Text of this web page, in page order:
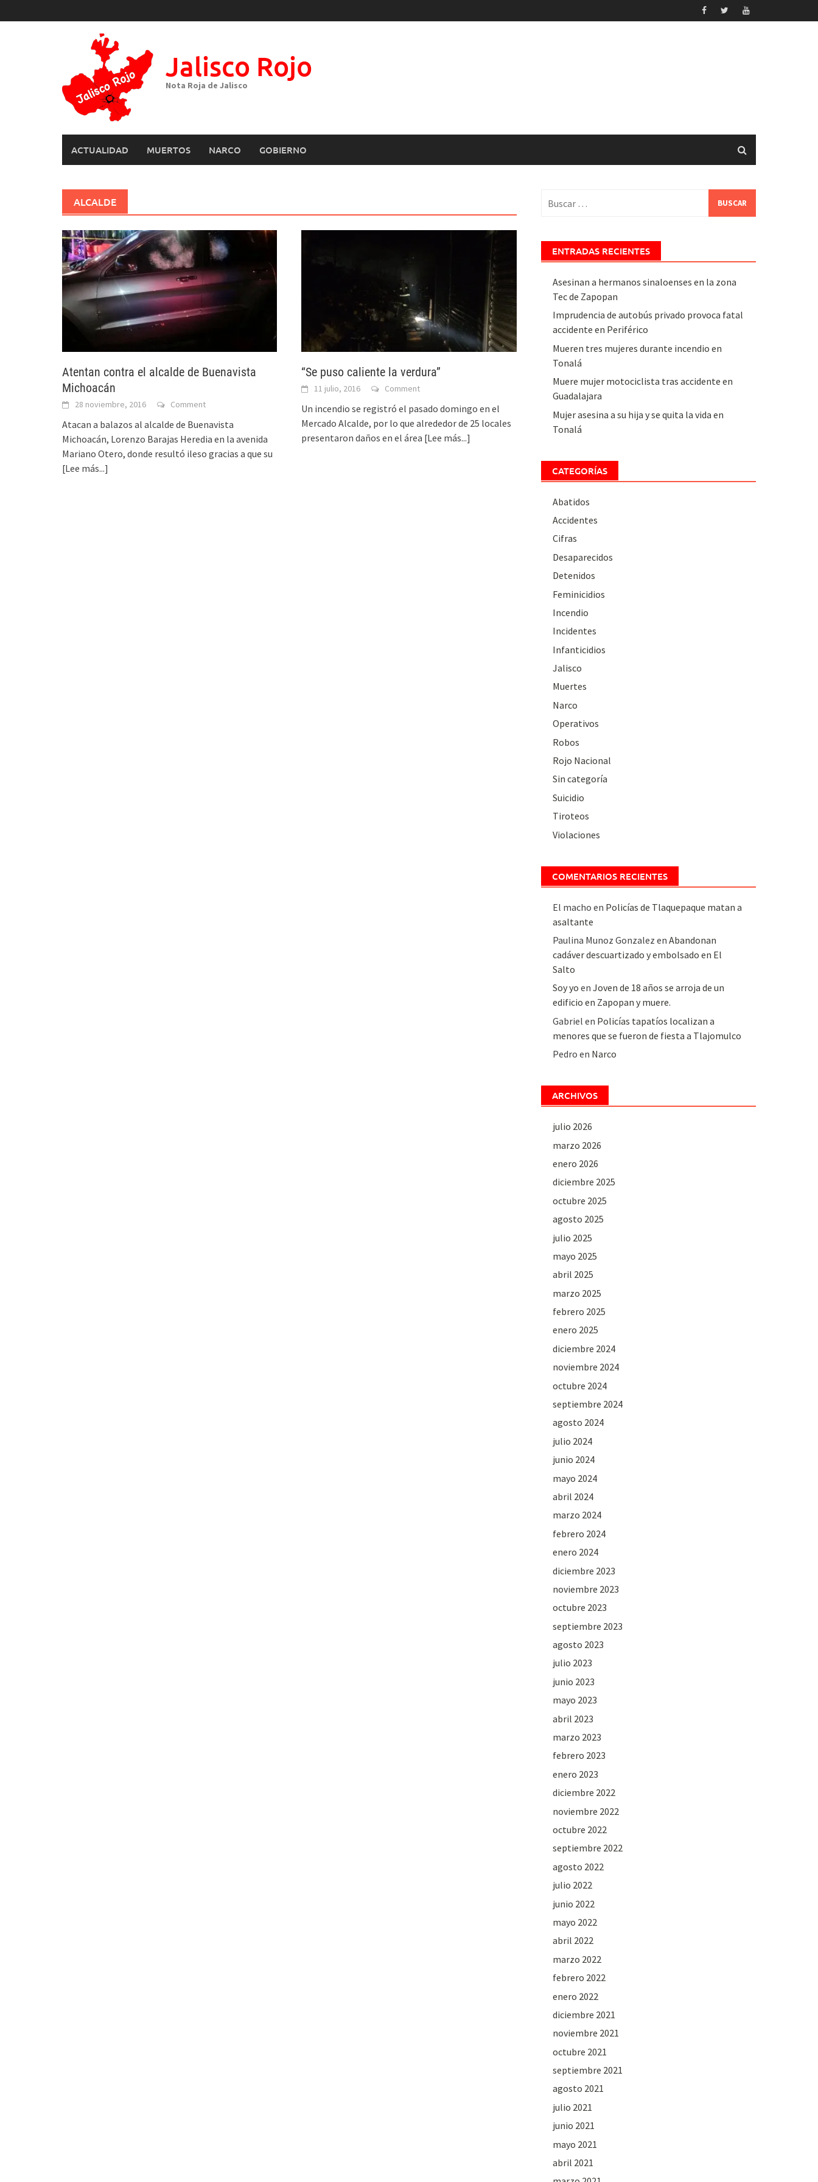
to
Jalisco Rojo
Nota Roja de Jalisco
ACTUALIDAD MUERTOS NARCO GOBIERNO
ALCALDE
Atentan contra el alcalde de Buenavista
Michoacán
28 noviembre, 2016 Comment
Atacan a balazos al alcalde de Buenavista
Michoacán, Lorenzo Barajas Heredia en la avenida
Mariano Otero, donde resultó ileso gracias a que su
[Lee más...]
“Se puso caliente la verdura”
11 julio, 2016 Comment
Un incendio se registró el pasado domingo en el
Mercado Alcalde, por lo que alrededor de 25 locales
presentaron daños en el área [Lee más...]
ENTRADAS RECIENTES
Asesinan a hermanos sinaloenses en la zona
Tec de Zapopan
Imprudencia de autobús privado provoca fatal
accidente en Periférico
Mueren tres mujeres durante incendio en
Tonalá
Muere mujer motociclista tras accidente en
Guadalajara
Mujer asesina a su hija y se quita la vida en
Tonalá
CATEGORÍAS
Abatidos
Accidentes
Cifras
Desaparecidos
Detenidos
Feminicidios
Incendio
Incidentes
Infanticidios
Jalisco
Muertes
Narco
Operativos
Robos
Rojo Nacional
Sin categoría
Suicidio
Tiroteos
Violaciones
COMENTARIOS RECIENTES
El macho en Policías de Tlaquepaque matan a
asaltante
Paulina Munoz Gonzalez en Abandonan
cadáver descuartizado y embolsado en El
Salto
Soy yo en Joven de 18 años se arroja de un
edificio en Zapopan y muere.
Gabriel en Policías tapatíos localizan a
menores que se fueron de fiesta a Tlajomulco
Pedro en Narco
ARCHIVOS
julio 2026
marzo 2026
enero 2026
diciembre 2025
octubre 2025
agosto 2025
julio 2025
mayo 2025
abril 2025
marzo 2025
febrero 2025
enero 2025
diciembre 2024
noviembre 2024
octubre 2024
septiembre 2024
agosto 2024
julio 2024
junio 2024
mayo 2024
abril 2024
marzo 2024
febrero 2024
enero 2024
diciembre 2023
noviembre 2023
octubre 2023
septiembre 2023
agosto 2023
julio 2023
junio 2023
mayo 2023
abril 2023
marzo 2023
febrero 2023
enero 2023
diciembre 2022
noviembre 2022
octubre 2022
septiembre 2022
agosto 2022
julio 2022
junio 2022
mayo 2022
abril 2022
marzo 2022
febrero 2022
enero 2022
diciembre 2021
noviembre 2021
octubre 2021
septiembre 2021
agosto 2021
julio 2021
junio 2021
mayo 2021
abril 2021